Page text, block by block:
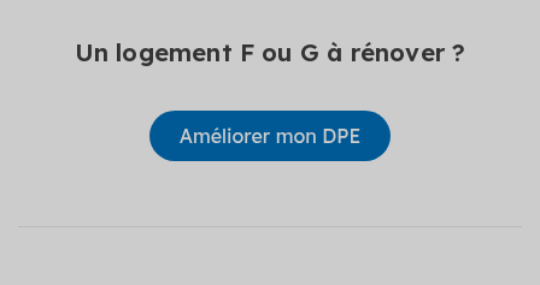
Un logement F ou G à rénover ?